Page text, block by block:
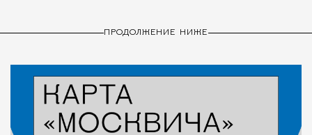
ПРОДОЛЖЕНИЕ НИЖЕ